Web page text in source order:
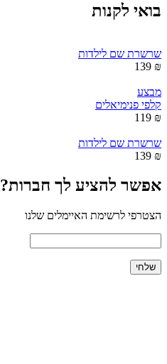
בואי לקנות
שרשרת שם לילדות
₪ 139
מבצע
קלפי פנימיאלים
₪ 119
שרשרת שם לילדות
₪ 139
אפשר להציע לך חברות?
הצטרפי לרשימת האיימלים שלנו